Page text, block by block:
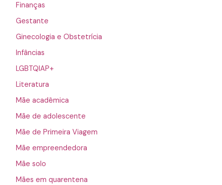
Finanças
Gestante
Ginecologia e Obstetrícia
Infâncias
LGBTQIAP+
Literatura
Mãe acadêmica
Mãe de adolescente
Mãe de Primeira Viagem
Mãe empreendedora
Mãe solo
Mães em quarentena